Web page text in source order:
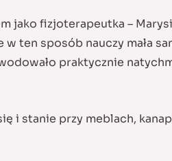
jako fizjoterapeutka –
ten sposób nauczy mała
praktycznie
i stanie przy meblach,